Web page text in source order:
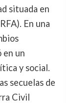
situada en
En una
en un
y social.
secuelas de
Civil